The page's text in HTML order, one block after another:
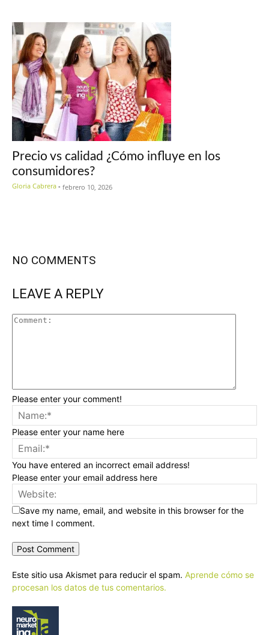
Precio vs calidad ¿Cómo influye en los
consumidores?
Gloria Cabrera - febrero 10, 2026
NO COMMENTS
LEAVE A REPLY
Please enter your comment!
Please enter your name here
You have entered an incorrect email address!
Please enter your email address here
Save my name, email, and website in this browser for the
next time I comment.
Este sitio usa Akismet para reducir el spam. Aprende cómo se
procesan los datos de tus comentarios.